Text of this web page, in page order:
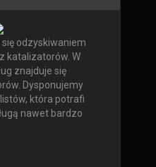
odzyskiwaniem
katalizatorów. W
znajduje się
Dysponujemy
która potrafi
nawet bardzo